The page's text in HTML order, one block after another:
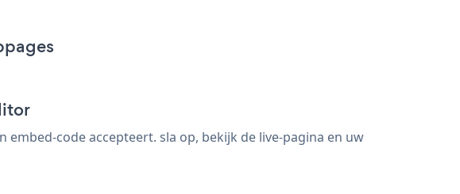
code accepteert. sla op, bekijk de live-pagina en uw